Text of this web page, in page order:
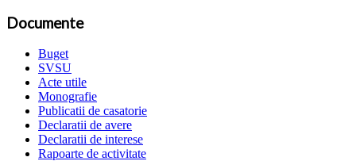
Documente
Buget
SVSU
Acte utile
Monografie
Publicatii de casatorie
Declaratii de avere
Declaratii de interese
Rapoarte de activitate